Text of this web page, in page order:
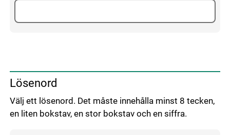
Lösenord
Välj ett lösenord. Det måste innehålla minst 8 tecken,
en liten bokstav, en stor bokstav och en siffra.